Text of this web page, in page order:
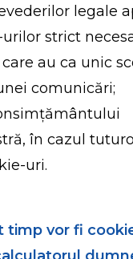
legale
strict
au ca unic
comunicări;
în cazul
uri.
timp vor fi